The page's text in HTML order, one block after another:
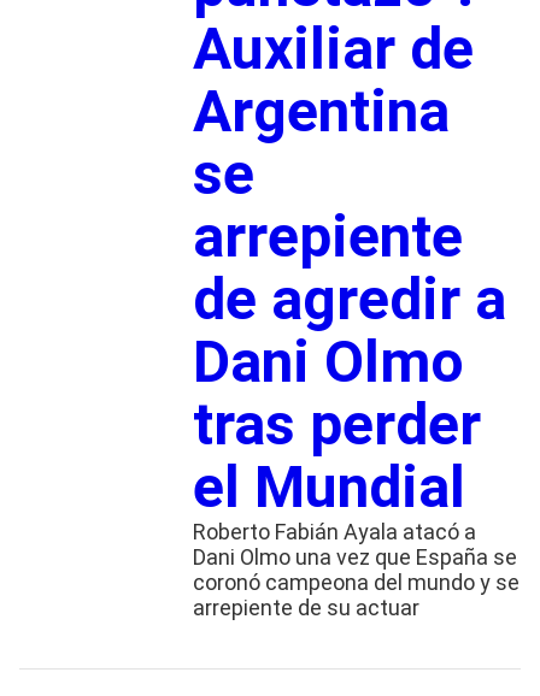
Auxiliar de
Argentina
se
arrepiente
de agredir a
Dani Olmo
tras perder
el Mundial
Roberto Fabián Ayala atacó a
Dani Olmo una vez que España se
coronó campeona del mundo y se
arrepiente de su actuar